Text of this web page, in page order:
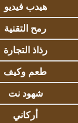
هيدب فيديو
رمح التقنية
رذاذ التجارة
طعم وكيف
شهود نت
أركاني